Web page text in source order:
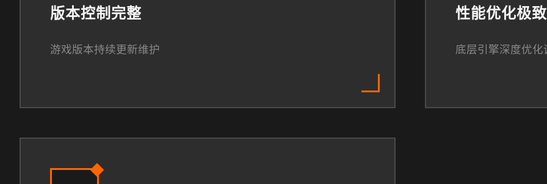
版本控制完整
游戏版本持续更新维护
性能优化极致
底层引擎深度优化